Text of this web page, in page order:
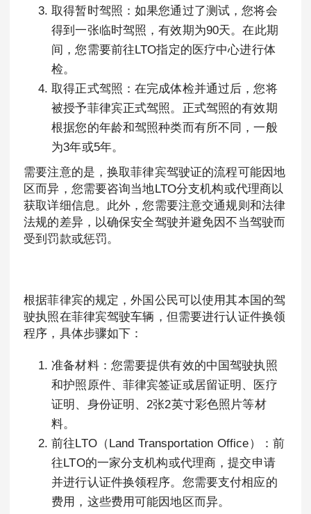
取得暂时驾照：如果您通过了测试，您将会
得到一张临时驾照，有效期为90天。在此期
间，您需要前往LTO指定的医疗中心进行体
检。
取得正式驾照：在完成体检并通过后，您将
被授予菲律宾正式驾照。正式驾照的有效期
根据您的年龄和驾照种类而有所不同，一般
为3年或5年。
需要注意的是，换取菲律宾驾驶证的流程可能因地
区而异，您需要咨询当地LTO分支机构或代理商以
获取详细信息。此外，您需要注意交通规则和法律
法规的差异，以确保安全驾驶并避免因不当驾驶而
受到罚款或惩罚。
根据菲律宾的规定，外国公民可以使用其本国的驾
驶执照在菲律宾驾驶车辆，但需要进行认证件换领
程序，具体步骤如下：
准备材料：您需要提供有效的中国驾驶执照
和护照原件、菲律宾签证或居留证明、医疗
证明、身份证明、2张2英寸彩色照片等材
料。
前往LTO（Land Transportation Office）：前
往LTO的一家分支机构或代理商，提交申请
并进行认证件换领程序。您需要支付相应的
费用，这些费用可能因地区而异。